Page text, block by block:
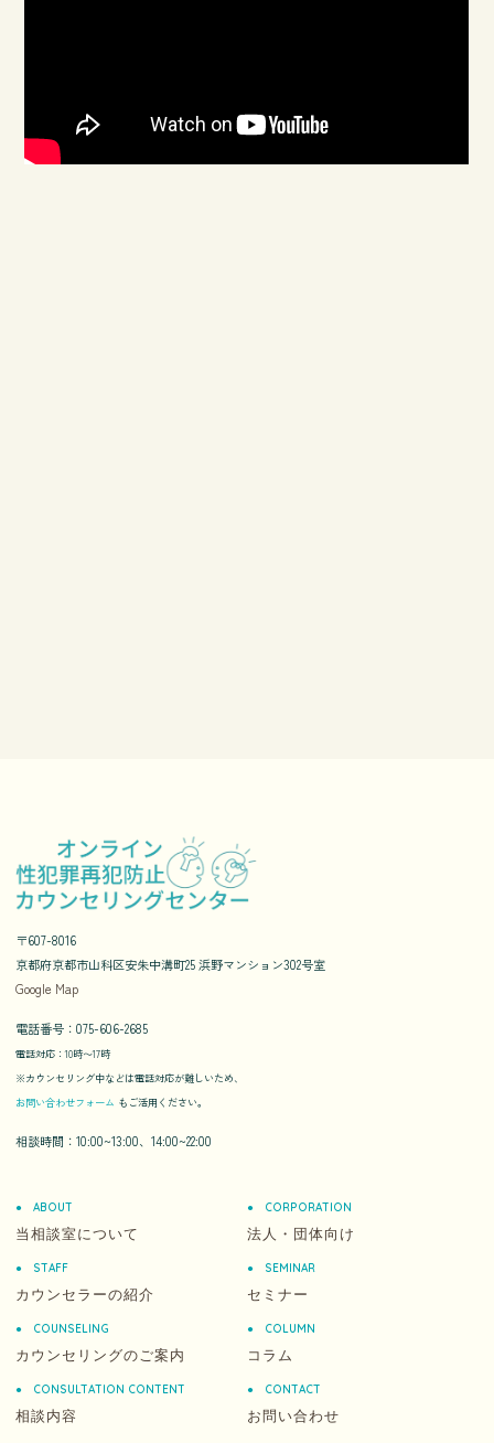
〒607-8016
京都府京都市山科区安朱中溝町25 浜野マンション302号室
Google Map
電話番号：075-606-2685
電話対応：10時〜17時
※カウンセリング中などは電話対応が難しいため、
お問い合わせフォーム もご活用ください。
相談時間：10:00~13:00、14:00~22:00
ABOUT
当相談室について
STAFF
カウンセラーの紹介
COUNSELING
カウンセリングのご案内
CONSULTATION CONTENT
相談内容
CORPORATION
法人・団体向け
SEMINAR
セミナー
COLUMN
コラム
CONTACT
お問い合わせ